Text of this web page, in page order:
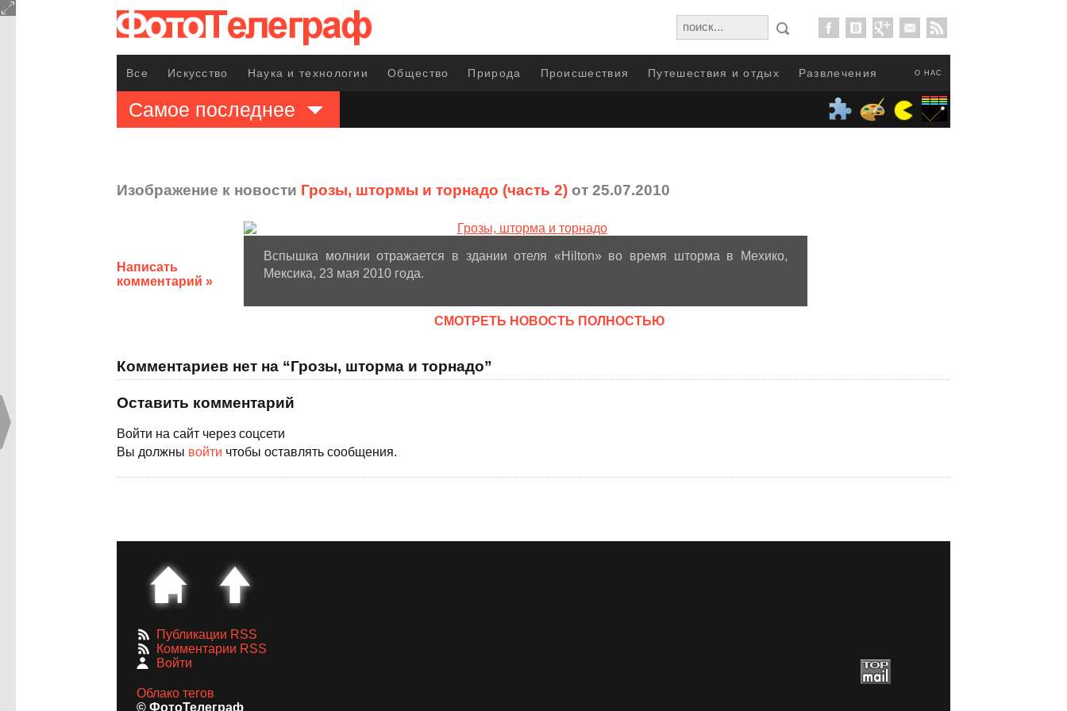
О НАС
Все Искусство Наука и технологии Общество Природа Происшествия Путешествия и отдых Развлечения
Самое последнее
Изображение к новости Грозы, штормы и торнадо (часть 2) от 25.07.2010
Написать
комментарий »
Вспышка молнии отражается в здании отеля «Hilton» во время шторма в Мехико,
Мексика, 23 мая 2010 года.
CМОТРЕТЬ НОВОСТЬ ПОЛНОСТЬЮ
Комментариев нет на “Грозы, шторма и торнадо”
Оставить комментарий
Войти на сайт через соцсети
Вы должны войти чтобы оставлять сообщения.
Публикации RSS
Комментарии RSS
Войти
Облако тегов
© ФотоТелеграф